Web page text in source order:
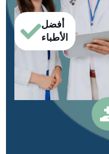
أفضل
الأطباء